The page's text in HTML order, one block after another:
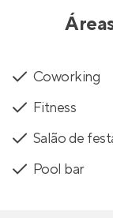
Coworking
Fitness
Salão de
Pool bar